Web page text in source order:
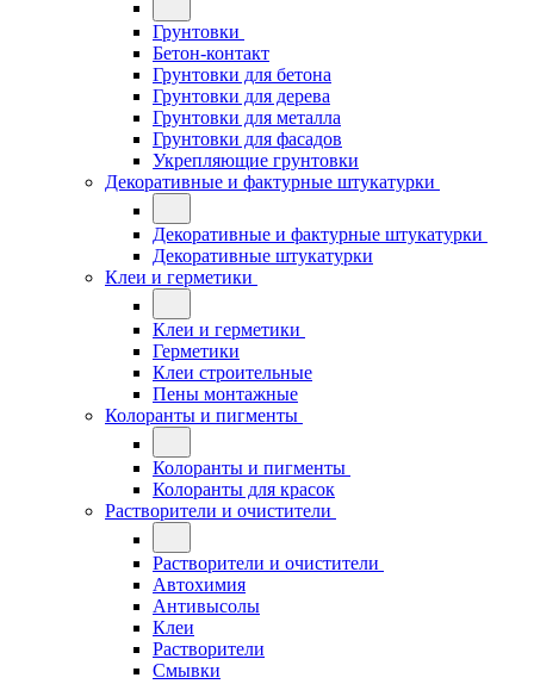
Грунтовки
Бетон-контакт
Грунтовки для бетона
Грунтовки для дерева
Грунтовки для металла
Грунтовки для фасадов
Укрепляющие грунтовки
Декоративные и фактурные штукатурки
Декоративные и фактурные штукатурки
Декоративные штукатурки
Клеи и герметики
Клеи и герметики
Герметики
Клеи строительные
Пены монтажные
Колоранты и пигменты
Колоранты и пигменты
Колоранты для красок
Растворители и очистители
Растворители и очистители
Автохимия
Антивысолы
Клеи
Растворители
Смывки